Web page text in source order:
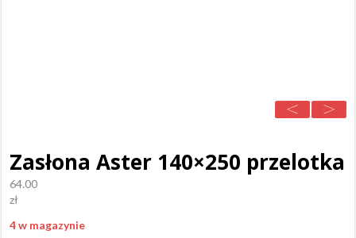
Zasłona Aster 140×250 przelotka
64.00
zł
4 w magazynie